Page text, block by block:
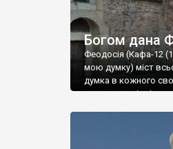
Богом дана
Феодосія (Кафа-12
мою думку) міст
думка в кожного
запрошую відвідати